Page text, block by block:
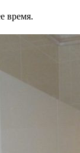
время.